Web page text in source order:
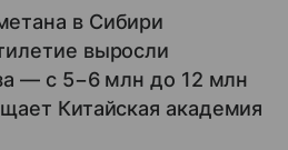
в Сибири
выросли
— с 5−6 млн до 12 млн
Китайская академия